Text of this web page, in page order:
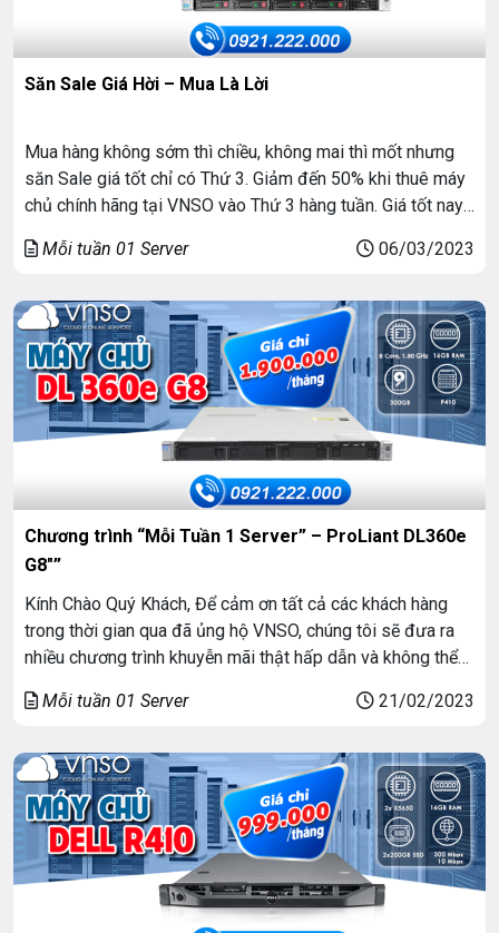
Săn Sale Giá Hời – Mua Là Lời
Mua hàng không sớm thì chiều, không mai thì mốt nhưng
săn Sale giá tốt chỉ có Thứ 3. Giảm đến 50% khi thuê máy
chủ chính hãng tại VNSO vào Thứ 3 hàng tuần. Giá tốt nay
DL380p Gen8 (24 base 2.5) BASE: 24 […]
Mỗi tuần 01 Server 06/03/2023
Chương trình “Mỗi Tuần 1 Server” – ProLiant DL360e
G8″”
Kính Chào Quý Khách, Để cảm ơn tất cả các khách hàng
trong thời gian qua đã ủng hộ VNSO, chúng tôi sẽ đưa ra
nhiều chương trình khuyễn mãi thật hấp dẫn và không thể
VNSO sẽ có chương trình “Mỗi […]
Mỗi tuần 01 Server 21/02/2023